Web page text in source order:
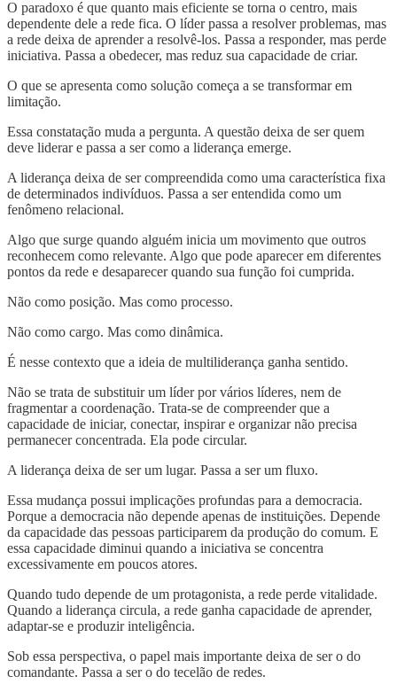
O paradoxo é que quanto mais eficiente se torna o centro, mais
dependente dele a rede fica. O líder passa a resolver problemas, mas
a rede deixa de aprender a resolvê-los. Passa a responder, mas perde
iniciativa. Passa a obedecer, mas reduz sua capacidade de criar.
O que se apresenta como solução começa a se transformar em
limitação.
Essa constatação muda a pergunta. A questão deixa de ser quem
deve liderar e passa a ser como a liderança emerge.
A liderança deixa de ser compreendida como uma característica fixa
de determinados indivíduos. Passa a ser entendida como um
fenômeno relacional.
Algo que surge quando alguém inicia um movimento que outros
reconhecem como relevante. Algo que pode aparecer em diferentes
pontos da rede e desaparecer quando sua função foi cumprida.
Não como posição. Mas como processo.
Não como cargo. Mas como dinâmica.
É nesse contexto que a ideia de multiliderança ganha sentido.
Não se trata de substituir um líder por vários líderes, nem de
fragmentar a coordenação. Trata-se de compreender que a
capacidade de iniciar, conectar, inspirar e organizar não precisa
permanecer concentrada. Ela pode circular.
A liderança deixa de ser um lugar. Passa a ser um fluxo.
Essa mudança possui implicações profundas para a democracia.
Porque a democracia não depende apenas de instituições. Depende
da capacidade das pessoas participarem da produção do comum. E
essa capacidade diminui quando a iniciativa se concentra
excessivamente em poucos atores.
Quando tudo depende de um protagonista, a rede perde vitalidade.
Quando a liderança circula, a rede ganha capacidade de aprender,
adaptar-se e produzir inteligência.
Sob essa perspectiva, o papel mais importante deixa de ser o do
comandante. Passa a ser o do tecelão de redes.